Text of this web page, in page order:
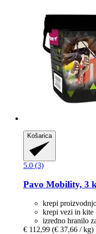
Košarica
5.0 (3)
Pavo Mobility, 3
krepi
krepi vezi in kite
izredno hranilo
€ 112,99 (€ 37,66 / kg)